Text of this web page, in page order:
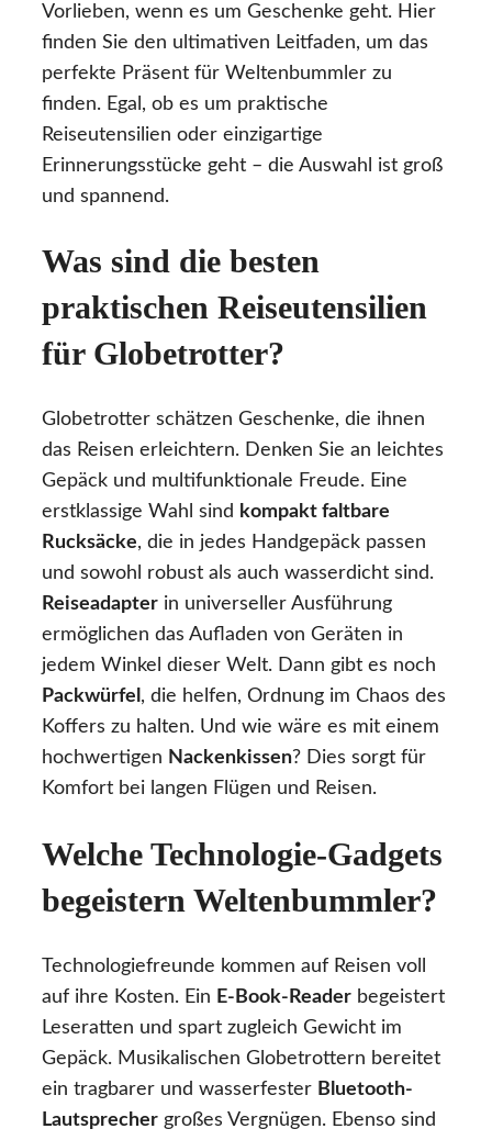
Vorlieben, wenn es um Geschenke geht. Hier
finden Sie den ultimativen Leitfaden, um das
perfekte Präsent für Weltenbummler zu
finden. Egal, ob es um praktische
Reiseutensilien oder einzigartige
Erinnerungsstücke geht – die Auswahl ist groß
und spannend.
Was sind die besten
praktischen Reiseutensilien
für Globetrotter?
Globetrotter schätzen Geschenke, die ihnen
das Reisen erleichtern. Denken Sie an leichtes
Gepäck und multifunktionale Freude. Eine
erstklassige Wahl sind kompakt faltbare
Rucksäcke, die in jedes Handgepäck passen
und sowohl robust als auch wasserdicht sind.
Reiseadapter in universeller Ausführung
ermöglichen das Aufladen von Geräten in
jedem Winkel dieser Welt. Dann gibt es noch
Packwürfel , die helfen, Ordnung im Chaos des
Koffers zu halten. Und wie wäre es mit einem
hochwertigen Nackenkissen? Dies sorgt für
Komfort bei langen Flügen und Reisen.
Welche Technologie-Gadgets
begeistern Weltenbummler?
Technologiefreunde kommen auf Reisen voll
auf ihre Kosten. Ein E-Book-Reader begeistert
Leseratten und spart zugleich Gewicht im
Gepäck. Musikalischen Globetrottern bereitet
ein tragbarer und wasserfester Bluetooth-
Lautsprecher großes Vergnügen. Ebenso sind